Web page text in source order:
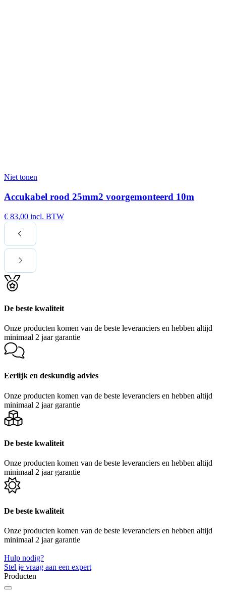
Niet tonen
Accukabel rood 25mm2 voorgemonteerd 10m
€ 83,00 incl. BTW
De beste kwaliteit
Onze producten komen van de beste leveranciers en hebben altijd
minimaal 2 jaar garantie
Eerlijk en deskundig advies
Onze producten komen van de beste leveranciers en hebben altijd
minimaal 2 jaar garantie
De beste kwaliteit
Onze producten komen van de beste leveranciers en hebben altijd
minimaal 2 jaar garantie
De beste kwaliteit
Onze producten komen van de beste leveranciers en hebben altijd
minimaal 2 jaar garantie
Hulp nodig?
Stel je vraag aan een expert
Producten